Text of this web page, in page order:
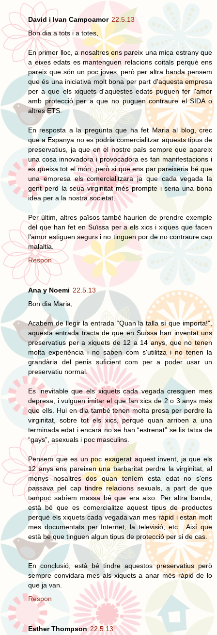
David i Ivan Campoamor 22.5.13
Bon dia a tots i a totes,
En primer lloc, a nosaltres ens pareix una mica estrany que
a eixes edats es mantenguen relacions coitals perquè ens
pareix que són un poc joves, però per altra banda pensem
que és una iniciativa molt bona per part d'aquesta empresa
per a que els xiquets d'aquestes edats puguen fer l'amor
amb protecció per a que no puguen contraure el SIDA o
altres ETS.
En resposta a la pregunta que ha fet Maria al blog, crec
que a Espanya no es podria comercialitzar aquests tipus de
preservatius, ja que en el nostre país sempre que apareix
una cosa innovadora i provocadora es fan manifestacions i
es queixa tot el món, però si que ens par pareixeria bé que
una empresa els comercialitzara ja que cada vegada la
gent perd la seua virginitat més prompte i seria una bona
idea per a la nostra societat.
Per últim, altres països també haurien de prendre exemple
del que han fet en Suïssa per a els xics i xiques que facen
l'amor estiguen segurs i no tinguen por de no contraure cap
malaltia.
Respon
Ana y Noemi 22.5.13
Bon dia Maria,
Acabem de llegir la entrada “Quan la talla sí que importa!”,
aquesta entrada tracta de que en Suïssa han inventat uns
preservatius per a xiquets de 12 a 14 anys, que no tenen
molta experiència i no saben com s'utilitza i no tenen la
grandària del penis suficient com per a poder usar un
preservatiu normal.
Es inevitable que els xiquets cada vegada cresquen mes
depresa, i vulguen imitar el que fan xics de 2 o 3 anys més
que ells. Hui en dia també tenen molta presa per perdre la
virginitat, sobre tot els xics, perquè quan arriben a una
terminada edat i encara no se han “estrenat” se lis tatxa de
“gays”, asexuals i poc masculins.
Pensem que es un poc exagerat aquest invent, ja que els
12 anys ens pareixen una barbaritat perdre la virginitat, al
menys nosaltres dos quan teníem esta edat no s'ens
passava pel cap tindre relacions sexuals, a part de que
tampoc sabíem massa bé que era aixo. Per altra banda,
està bé que es comercialitze aquest tipus de productes
perquè els xiquets cada vegada van mes ràpid i estan molt
mes documentats per Internet, la televisió, etc... Així que
està be que tinguen algun tipus de protecció per si de cas.
En conclusió, està bé tindre aquestos preservatius però
sempre convidara mes als xiquets a anar més ràpid de lo
que ja van.
Respon
Esther Thompson 22.5.13